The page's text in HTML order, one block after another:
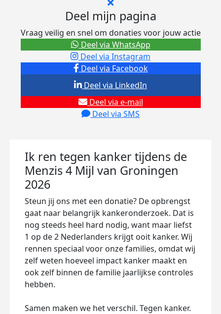
Deel mijn pagina
Vraag veilig en snel om donaties voor jouw actie
Deel via Facebook
Deel via Instagram
Deel via e-mail
Deel via SMS
Deel via LinkedIn
Deel via WhatsApp
Ik ren tegen kanker tijdens de
Menzis 4 Mijl van Groningen
2026
Steun jij ons met een donatie? De opbrengst
gaat naar belangrijk kankeronderzoek. Dat is
nog steeds heel hard nodig, want maar liefst
1 op de 2 Nederlanders krijgt ooit kanker. Wij
rennen speciaal voor onze families, omdat wij
zelf weten hoeveel impact kanker maakt en
ook zelf binnen de familie jaarlijkse controles
hebben.
Samen maken we het verschil. Tegen kanker.